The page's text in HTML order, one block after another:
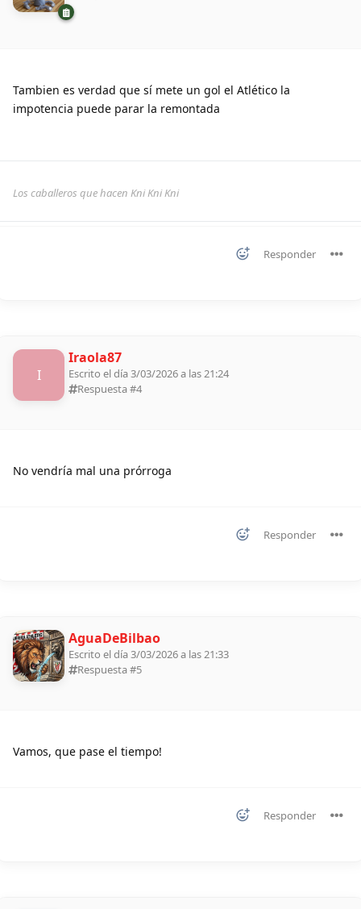
Tambien es verdad que sí mete un gol el Atlético la
impotencia puede parar la remontada
Los caballeros que hacen Kni Kni Kni
Responder
I
Iraola87
Escrito el día 3/03/2026 a las 21:24
Respuesta #4
No vendría mal una prórroga
Responder
AguaDeBilbao
Escrito el día 3/03/2026 a las 21:33
Respuesta #5
Vamos, que pase el tiempo!
Responder